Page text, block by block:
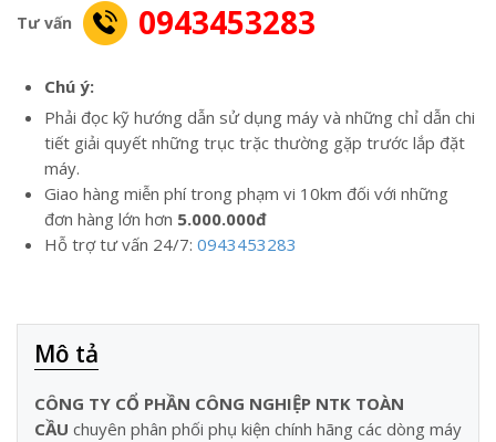
Tư vấn 0943453283
Chú ý:
Phải đọc kỹ hướng dẫn sử dụng máy và những chỉ dẫn chi
tiết giải quyết những trục trặc thường gặp trước lắp đặt
máy.
Giao hàng miễn phí trong phạm vi 10km đối với những
đơn hàng lớn hơn 5.000.000đ
Hỗ trợ tư vấn 24/7: 0943453283
Mô tả
CÔNG TY CỔ PHẦN CÔNG NGHIỆP NTK TOÀN
CẦU chuyên phân phối phụ kiện chính hãng các dòng máy